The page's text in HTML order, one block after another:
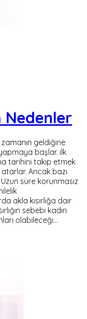
Nedenler
geldiğine
başlar. ilk
tarihini takip etmek
Ancak bazı
süre korunmasız
akla kısırlığa dair
sebebi kadın
olabileceği…